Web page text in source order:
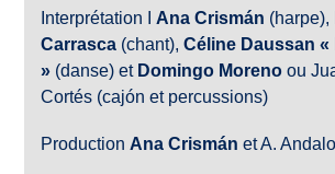
Interprétation I Ana Crismán (harpe),
Carrasca (chant),Céline Daussan «
» (danse) et Domingo Moreno ou
Cortés (cajón et percussions)
Production Ana Crismán et A.